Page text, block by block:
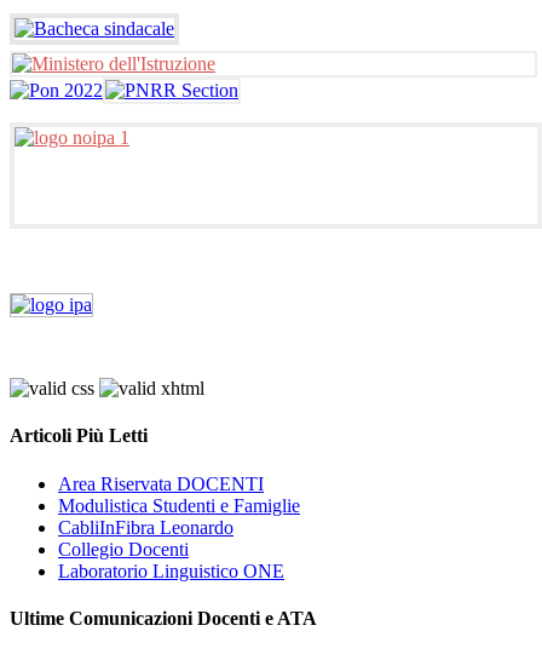
Articoli Più Letti
Area Riservata DOCENTI
Modulistica Studenti e Famiglie
CabliInFibra Leonardo
Collegio Docenti
Laboratorio Linguistico ONE
Ultime Comunicazioni Docenti e ATA